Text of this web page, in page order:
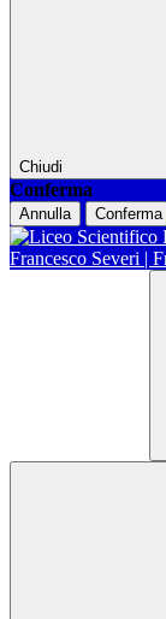
Chiudi
Conferma
Annulla Conferma
Francesco Severi |